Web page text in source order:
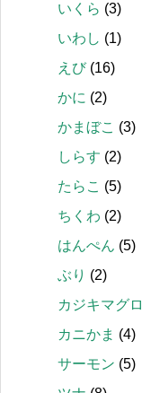
いくら (3)
いわし (1)
えび(16)
かに (2)
かまぼこ (3)
しらす (2)
たらこ (5)
ちくわ (2)
はんぺん (5)
ぶり (2)
カジキマグロ
カニかま (4)
サーモン (5)